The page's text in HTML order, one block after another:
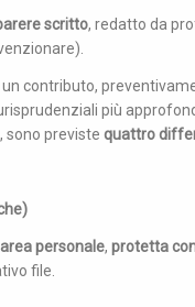
scritto, redatto da
un contributo,
più
sono previste quattro
area personale, protetta
file.